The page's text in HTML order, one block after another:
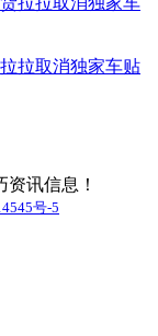
拉取消独家车贴
讯信息！
号-5